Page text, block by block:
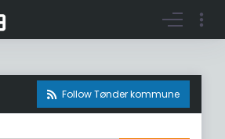
Go to login Register account
Follow Tønder kommune